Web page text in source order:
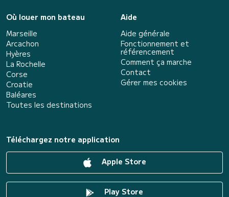
Où louer mon bateau
Marseille
Arcachon
Hyères
La Rochelle
Corse
Croatie
Baléares
Toutes les destinations
Aide
Aide générale
Fonctionnement et
référencement
Comment ça marche
Contact
Gérer mes cookies
Téléchargez notre application
Apple Store
Play Store